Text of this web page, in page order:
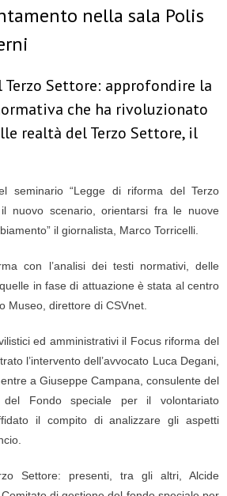
nella sala Polis
Settore: approfondire la
che ha rivoluzionato
realtà del Terzo Settore, il
seminario “Legge di riforma del Terzo
nuovo scenario, orientarsi fra le nuove
il giornalista, Marco Torricelli.
con l’analisi dei testi normativi, delle
in fase di attuazione è stata al centro
Museo, direttore di CSVnet.
ed amministrativi il Focus riforma del
l’intervento dell’avvocato Luca Degani,
a Giuseppe Campana, consulente del
Fondo speciale per il volontariato
il compito di analizzare gli aspetti
Settore: presenti, tra gli altri, Alcide